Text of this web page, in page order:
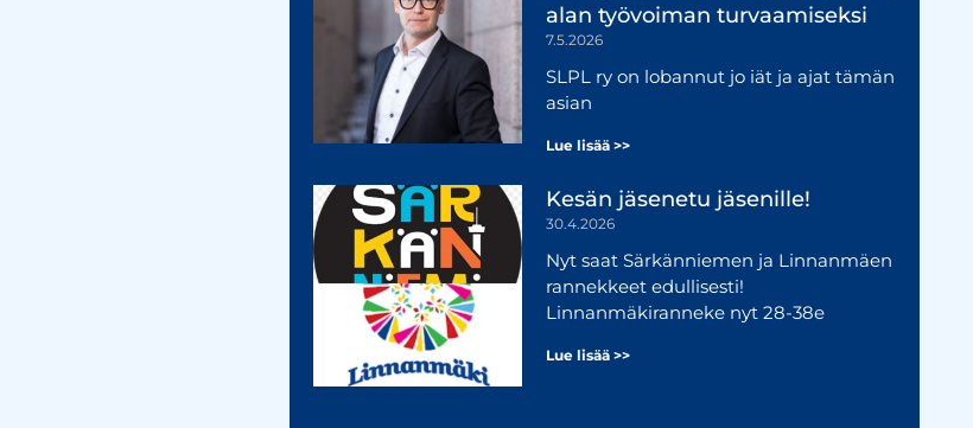
alan työvoiman turvaamiseksi
7.5.2026
SLPL ry on lobannut jo iät ja ajat tämän
asian
Lue lisää >>
Kesän jäsenetu jäsenille!
30.4.2026
Nyt saat Särkänniemen ja Linnanmäen
rannekkeet edullisesti!
Linnanmäkiranneke nyt 28-38e
Lue lisää >>